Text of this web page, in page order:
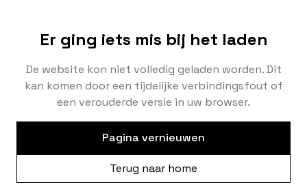
Er ging iets mis bij het laden
De website kon niet volledig geladen worden. Dit
kan komen door een tijdelijke verbindingsfout of
een verouderde versie in uw browser.
Pagina vernieuwen
Terug naar home